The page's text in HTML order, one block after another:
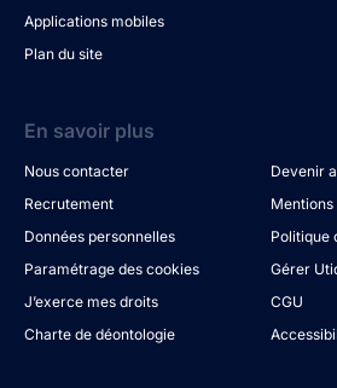
Applications mobiles
Plan du site
En savoir plus
Nous contacter
Devenir
Recrutement
Mentions
Données personnelles
Politique
Paramétrage des cookies
Gérer
J’exerce mes droits
CGU
Charte de déontologie